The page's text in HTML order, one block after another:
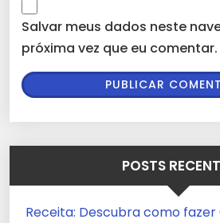
Salvar meus dados neste
próxima vez que eu comentar.
POSTS
Receita: Descubra como